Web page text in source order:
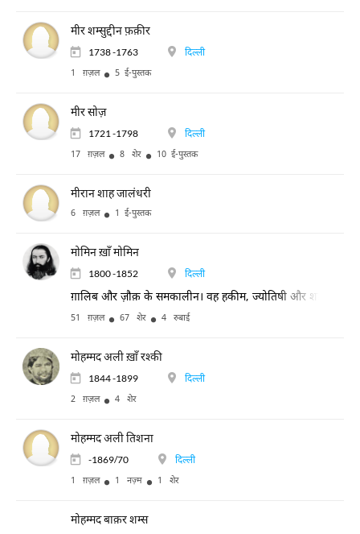
मीर शम्सुद्दीन फ़क़ीर
1738 -1763 दिल्ली
1 ग़ज़ल 5 ई-पुस्तक
मीर सोज़
1721 -1798 दिल्ली
17 ग़ज़ल 8 शेर 10 ई-पुस्तक
मीरान शाह जालंधरी
6 ग़ज़ल 1 ई-पुस्तक
मोमिन ख़ाँ मोमिन
1800 -1852 दिल्ली
ग़ालिब और ज़ौक़ के समकालीन। वह हकीम, ज्योतिषी और शतरंज के
51 ग़ज़ल 67 शेर 4 रुबाई
मोहम्मद अली ख़ाँ रश्की
1844 -1899 दिल्ली
2 ग़ज़ल 4 शेर
मोहम्मद अली तिशना
-1869/70 दिल्ली
1 ग़ज़ल 1 नज़्म 1 शेर
मोहम्मद बाक़र शम्स